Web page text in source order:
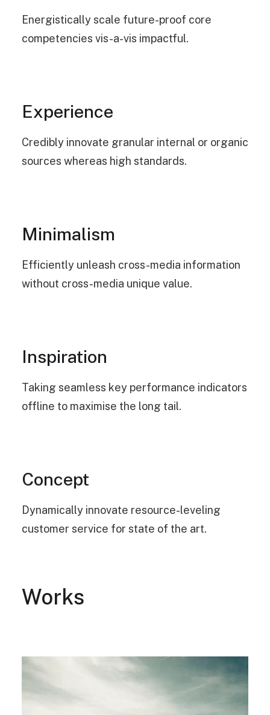
Energistically scale future-proof core
competencies vis-a-vis impactful.
Experience
Credibly innovate granular internal or organic
sources whereas high standards.
Minimalism
Efficiently unleash cross-media information
without cross-media unique value.
Inspiration
Taking seamless key performance indicators
offline to maximise the long tail.
Concept
Dynamically innovate resource-leveling
customer service for state of the art.
Works